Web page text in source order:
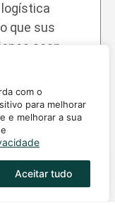
com o
para melhorar
e melhorar a sua
Aceitar tudo
que sus
sean
y sin
gestión de
y la
lleguen con
plazo.